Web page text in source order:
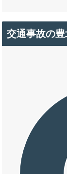
交通事故の